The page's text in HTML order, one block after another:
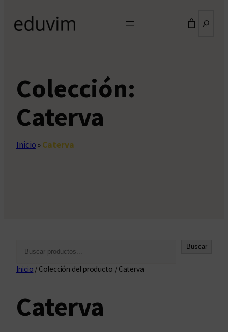
Colección:
Caterva
Inicio»Caterva
s
r
Buscar
Inicio / Colección del producto / Caterva
Caterva